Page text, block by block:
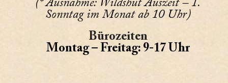
(* Ausnahme: Wildshut Auszeit – 1.
Sonntag im Monat ab 10 Uhr)
Bürozeiten
Montag – Freitag: 9-17 Uhr